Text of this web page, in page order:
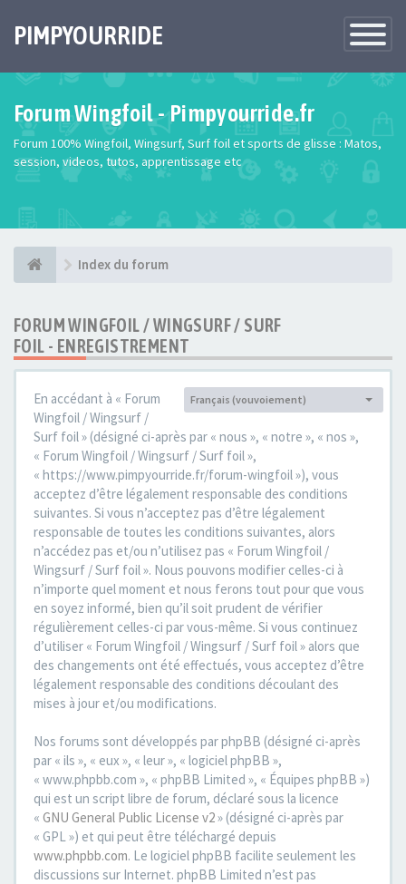
Toggle
PIMPYOURRIDE
Forum Wingfoil - Pimpyourride.fr
Forum 100% Wingfoil, Wingsurf, Surf foil et sports de glisse : Matos,
session, videos, tutos, apprentissage etc
Index du forum
FORUM WINGFOIL / WINGSURF / SURF
FOIL - ENREGISTREMENT
Langue :
Français (vouvoiement)
En accédant à « Forum
Wingfoil / Wingsurf /
Surf foil » (désigné ci-après par « nous », « notre », « nos »,
« Forum Wingfoil / Wingsurf / Surf foil »,
« https://www.pimpyourride.fr/forum-wingfoil »), vous
acceptez d’être légalement responsable des conditions
suivantes. Si vous n’acceptez pas d’être légalement
responsable de toutes les conditions suivantes, alors
n’accédez pas et/ou n’utilisez pas « Forum Wingfoil /
Wingsurf / Surf foil ». Nous pouvons modifier celles-ci à
n’importe quel moment et nous ferons tout pour que vous
en soyez informé, bien qu’il soit prudent de vérifier
régulièrement celles-ci par vous-même. Si vous continuez
d’utiliser « Forum Wingfoil / Wingsurf / Surf foil » alors que
des changements ont été effectués, vous acceptez d’être
légalement responsable des conditions découlant des
mises à jour et/ou modifications.
Nos forums sont développés par phpBB (désigné ci-après
par « ils », « eux », « leur », « logiciel phpBB »,
« www.phpbb.com », « phpBB Limited », « Équipes phpBB »)
qui est un script libre de forum, déclaré sous la licence
« GNU General Public License v2» (désigné ci-après par
« GPL ») et qui peut être téléchargé depuis
www.phpbb.com. Le logiciel phpBB facilite seulement les
discussions sur Internet. phpBB Limited n’est pas